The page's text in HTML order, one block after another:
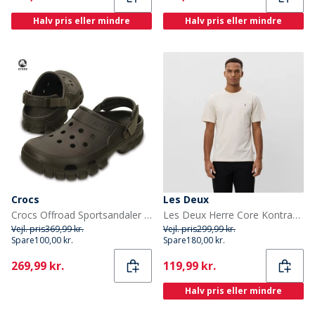
Halv pris eller mindre Halv pris eller mindre
Crocs
Crocs Offroad Sportsandaler Espresso/Valnød
Vejl. pris369,99 kr.
Spare100,00 kr.
Current
269,99 kr.
Les Deux
Les Deux Herre Core Kontrast T-shirt Ivory
Vejl. pris299,99 kr.
Spare180,00 kr.
Current
119,99 kr.
Halv pris eller mindre